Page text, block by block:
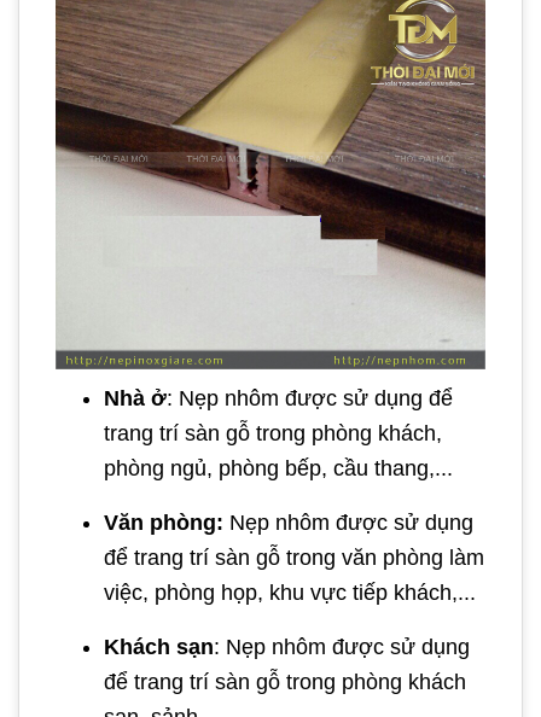
Nhà ở: Nẹp nhôm được sử dụng để
trang trí sàn gỗ trong phòng khách,
phòng ngủ, phòng bếp, cầu thang,...
Văn phòng: Nẹp nhôm được sử dụng
để trang trí sàn gỗ trong văn phòng làm
việc, phòng họp, khu vực tiếp khách,...
Khách sạn: Nẹp nhôm được sử dụng
để trang trí sàn gỗ trong phòng khách